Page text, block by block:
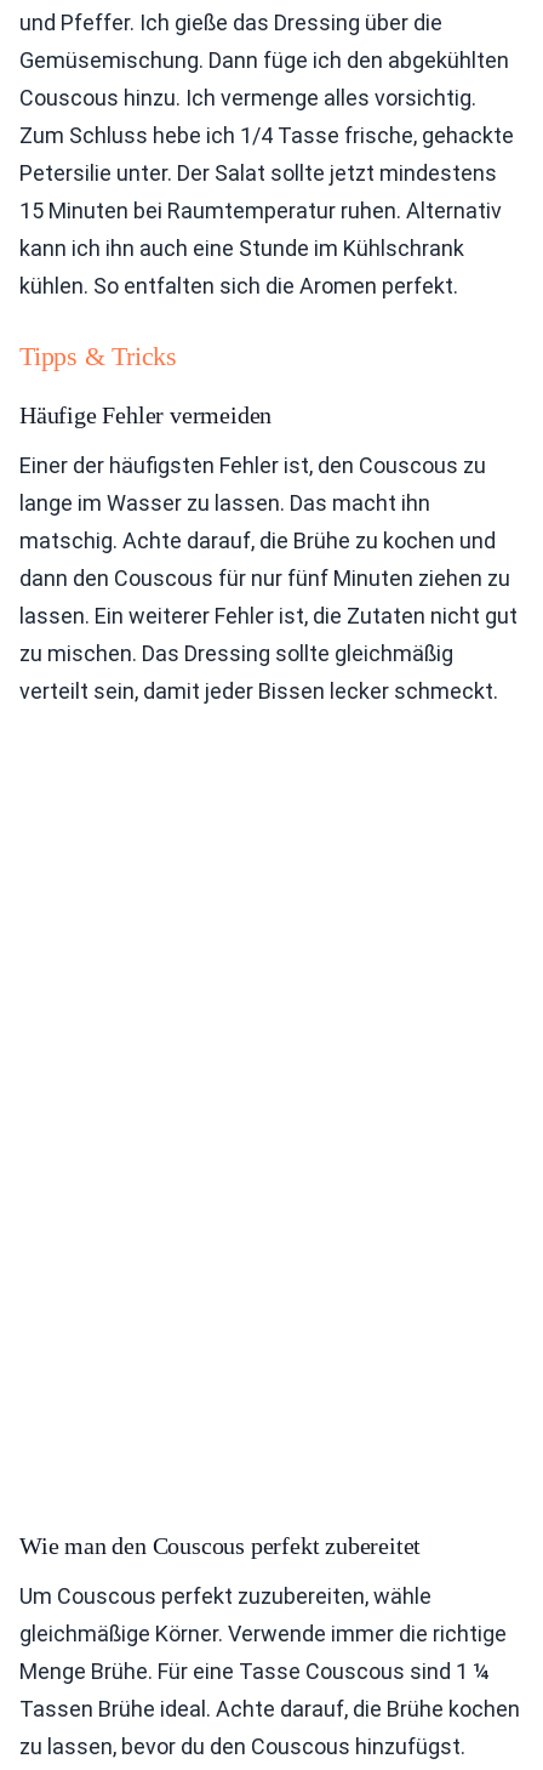
und Pfeffer. Ich gieße das Dressing über die
Gemüsemischung. Dann füge ich den abgekühlten
Couscous hinzu. Ich vermenge alles vorsichtig.
Zum Schluss hebe ich 1/4 Tasse frische, gehackte
Petersilie unter. Der Salat sollte jetzt mindestens
15 Minuten bei Raumtemperatur ruhen. Alternativ
kann ich ihn auch eine Stunde im Kühlschrank
kühlen. So entfalten sich die Aromen perfekt.
Tipps & Tricks
Häufige Fehler vermeiden
Einer der häufigsten Fehler ist, den Couscous zu
lange im Wasser zu lassen. Das macht ihn
matschig. Achte darauf, die Brühe zu kochen und
dann den Couscous für nur fünf Minuten ziehen zu
lassen. Ein weiterer Fehler ist, die Zutaten nicht gut
zu mischen. Das Dressing sollte gleichmäßig
verteilt sein, damit jeder Bissen lecker schmeckt.
Wie man den Couscous perfekt zubereitet
Um Couscous perfekt zuzubereiten, wähle
gleichmäßige Körner. Verwende immer die richtige
Menge Brühe. Für eine Tasse Couscous sind 1 ¼
Tassen Brühe ideal. Achte darauf, die Brühe kochen
zu lassen, bevor du den Couscous hinzufügst.